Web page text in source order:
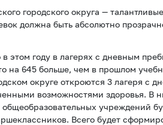
городского округа —
должна быть абсолютно
в этом году в лагерях с дневным
на 645 больше, чем в прошлом
округе откроются 3 лагеря с
возможностями здоровья. В
общеобразовательных учреждений
Всего будет